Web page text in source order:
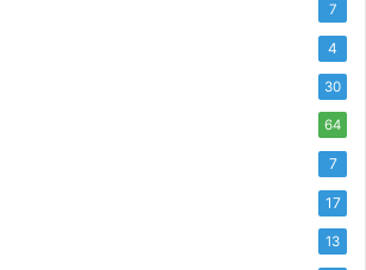
7
4
30
64
7
17
13